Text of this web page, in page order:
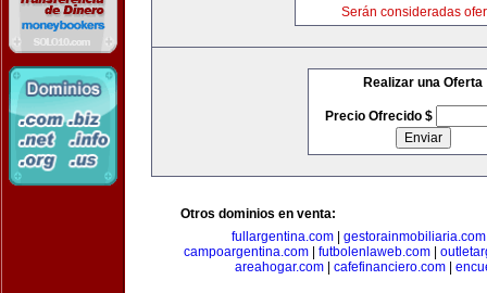
Serán consideradas
Realizar una Oferta
Precio Ofrecido $
Otros dominios en venta:
fullargentina.com
gestorainmobiliaria.com
campoargentina.com| futbolenlaweb.com|
areahogar.com| cafefinanciero.com|